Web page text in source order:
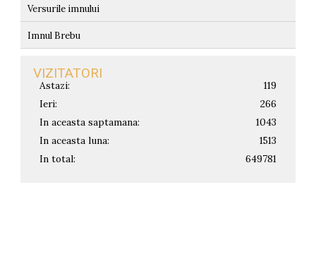
Versurile imnului
Imnul Brebu
VIZITATORI
Astazi:
119
Ieri:
266
In aceasta saptamana:
1043
In aceasta luna:
1513
In total:
649781